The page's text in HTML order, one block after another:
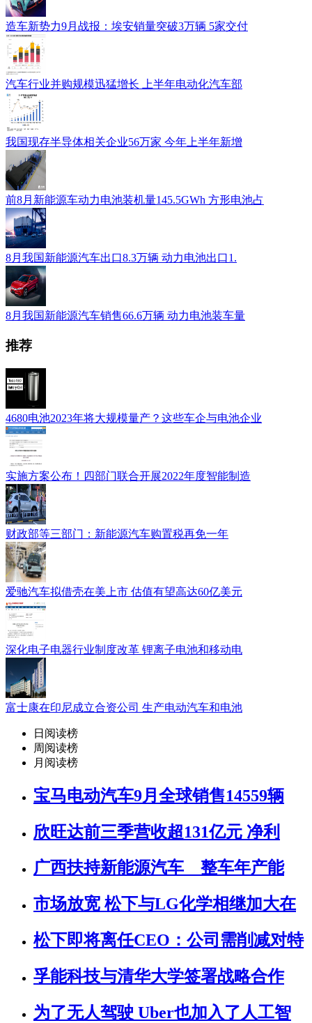
造车新势力9月战报：埃安销量突破3万辆 5家交付
汽车行业并购规模迅猛增长 上半年电动化汽车部
我国现存半导体相关企业56万家 今年上半年新增
前8月新能源车动力电池装机量145.5GWh 方形电池占
8月我国新能源汽车出口8.3万辆 动力电池出口1.
8月我国新能源汽车销售66.6万辆 动力电池装车量
推荐
4680电池2023年将大规模量产？这些车企与电池企业
实施方案公布！四部门联合开展2022年度智能制造
财政部等三部门：新能源汽车购置税再免一年
爱驰汽车拟借壳在美上市 估值有望高达60亿美元
深化电子电器行业制度改革 锂离子电池和移动电
富士康在印尼成立合资公司 生产电动汽车和电池
日阅读榜
周阅读榜
月阅读榜
宝马电动汽车9月全球销售14559辆
欣旺达前三季营收超131亿元 净利
广西扶持新能源汽车 整车年产能
市场放宽 松下与LG化学相继加大在
松下即将离任CEO：公司需削减对特
孚能科技与清华大学签署战略合作
为了无人驾驶 Uber也加入了人工智